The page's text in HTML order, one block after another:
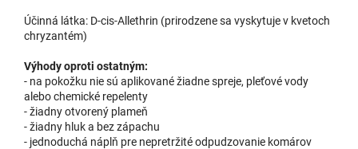
Účinná látka: D-cis-Allethrin (prirodzene sa vyskytuje v kvetoch
chryzantém)
Výhody oproti ostatným:
- na pokožku nie sú aplikované žiadne spreje, pleťové vody
alebo chemické repelenty
- žiadny otvorený plameň
- žiadny hluk a bez zápachu
- jednoduchá náplň pre nepretržité odpudzovanie komárov